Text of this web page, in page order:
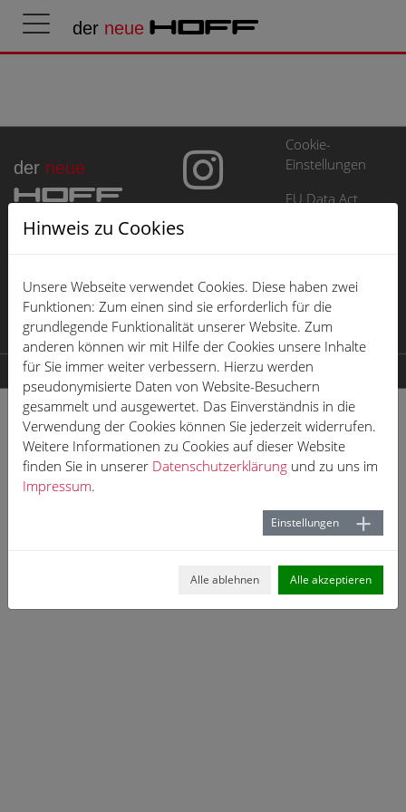
der neue HOFF
der neue
HOFF
Cookie-
Einstellungen
EU Data Act
Öffnungszeiten
Karriere
© 2026 der neue HOFF
Hinweis zu Cookies
Unsere Webseite verwendet Cookies. Diese haben zwei
Funktionen: Zum einen sind sie erforderlich für die
grundlegende Funktionalität unserer Website. Zum
anderen können wir mit Hilfe der Cookies unsere Inhalte
für Sie immer weiter verbessern. Hierzu werden
pseudonymisierte Daten von Website-Besuchern
gesammelt und ausgewertet. Das Einverständnis in die
Verwendung der Cookies können Sie jederzeit widerrufen.
Weitere Informationen zu Cookies auf dieser Website
finden Sie in unserer Datenschutzerklärung und zu uns im
Impressum.
Einstellungen
Alle ablehnen Alle akzeptieren